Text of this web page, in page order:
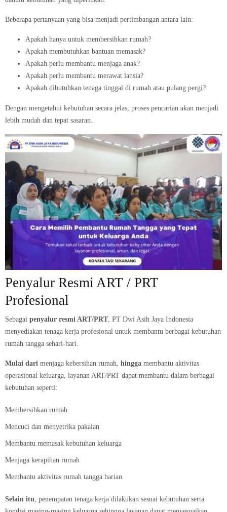
Beberapa pertanyaan yang bisa menjadi pertimbangan antara lain:
Apakah hanya untuk membersihkan rumah?
Apakah membutuhkan bantuan memasak?
Apakah perlu membantu menjaga anak?
Apakah perlu membantu merawat lansia?
Apakah dibutuhkan tenaga tinggal di rumah atau pulang pergi?
Dengan mengetahui kebutuhan secara jelas, proses pencarian akan menjadi
lebih mudah dan tepat sasaran.
Penyalur Resmi ART / PRT
Profesional
Sebagai penyalur resmi ART/PRT , PT Dwi Asih Jaya Indonesia
menyediakan tenaga kerja profesional untuk membantu berbagai kebutuhan
rumah tangga sehari-hari.
Mulai dari menjaga kebersihan rumah, hingga membantu aktivitas
operasional keluarga, layanan ART/PRT dapat membantu dalam berbagai
kebutuhan seperti:
Membersihkan rumah
Mencuci dan menyetrika pakaian
Membantu memasak kebutuhan keluarga
Menjaga kerapihan rumah
Membantu aktivitas rumah tangga harian
Selain itu , penempatan tenaga kerja dilakukan sesuai kebutuhan serta